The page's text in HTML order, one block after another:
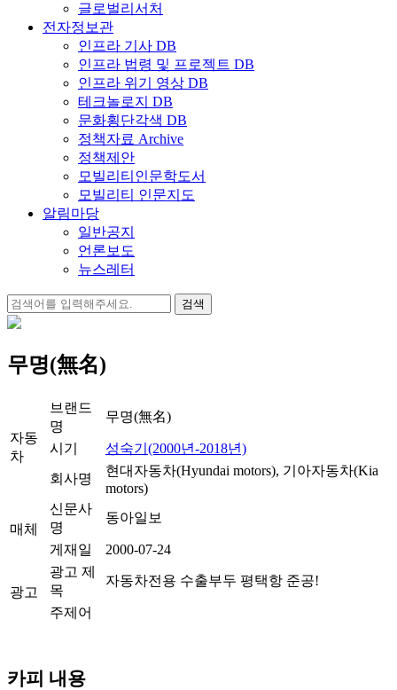
글로벌리서처
전자정보관
인프라 기사 DB
인프라 법령 및 프로젝트 DB
인프라 위기 영상 DB
테크놀로지 DB
문화횡단각색 DB
정책자료 Archive
정책제안
모빌리티인문학도서
모빌리티 인문지도
알림마당
일반공지
언론보도
뉴스레터
검
색:
무명(無名)
자동
차
브랜드
명
무명(無名)
시기
성숙기(2000년-2018년)
회사명
현대자동차(Hyundai motors), 기아자동차(Kia
motors)
매체
신문사
명
동아일보
게재일 2000-07-24
광고
광고 제
목
자동차전용 수출부두 평택항 준공!
주제어
카피 내용